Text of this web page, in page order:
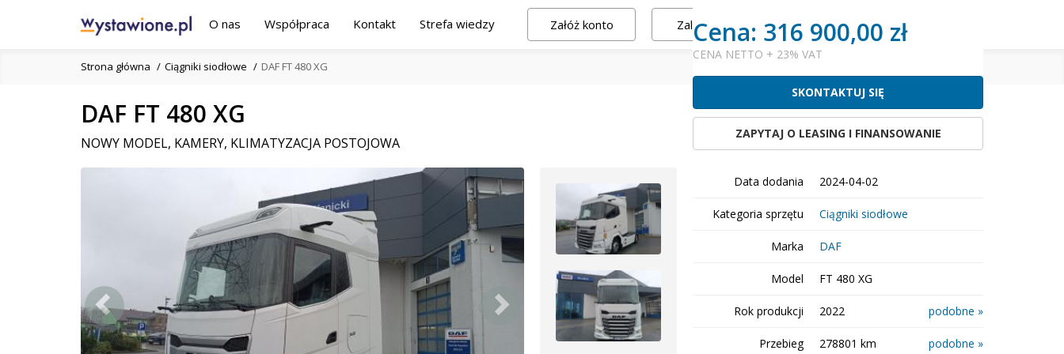
O nas Współpraca Kontakt Strefa wiedzy DODAJ OGŁOSZENIE
Załóż konto Zaloguj się
Strona główna Ciągniki siodłowe DAF FT 480 XG
DAF FT 480 XG
NOWY MODEL, KAMERY, KLIMATYZACJA POSTOJOWA Udostępnij: obserwuj
Cena: 316 900,00 zł
CENA NETTO + 23% VAT
SKONTAKTUJ SIĘ
ZAPYTAJ O LEASING I FINANSOWANIE
Data dodania 2024-04-02
Kategoria sprzętu Ciągniki siodłowe
Marka DAF
Model FT 480 XG
Rok produkcji 2022 podobne »
Przebieg 278801 km podobne »